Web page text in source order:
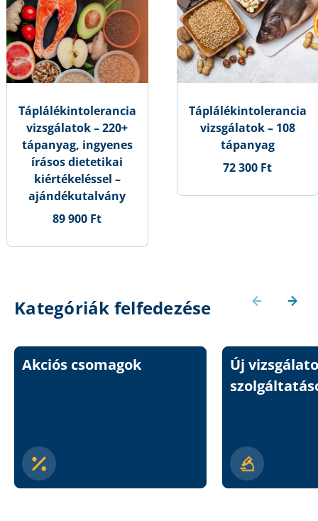
Táplálékintolerancia
vizsgálatok – 220+
tápanyag, ingyenes
írásos dietetikai
kiértékeléssel –
ajándékutalvány
89 900 Ft
Táplálékintolerancia
vizsgálatok – 108
tápanyag
72 300 Ft
Kategóriák felfedezése
Akciós csomagok
Új